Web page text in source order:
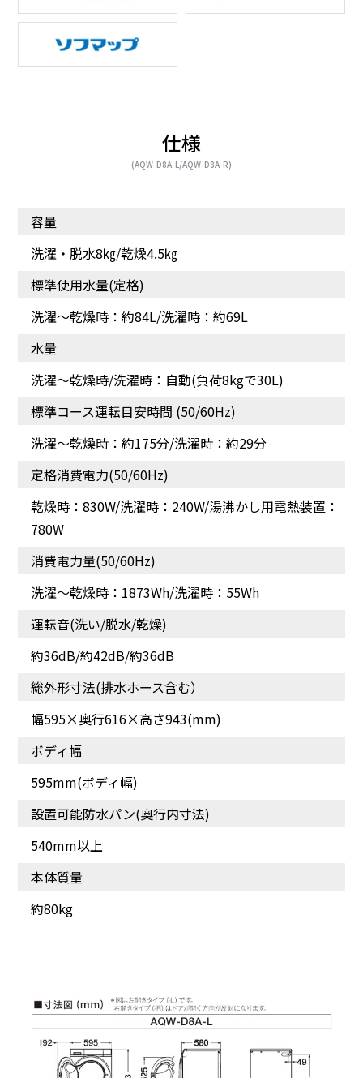
業務用の技術を家庭用洗
濯機に
オールラウンド浸透洗浄 オールラウンド浸透洗浄
お湯洗いモード お湯洗いモード
仕様
(AQW-D8A-L/AQW-D8A-R)
容量
洗濯・脱水8㎏/乾燥4.5㎏
標準使用水量(定格)
洗濯～乾燥時：約84L/洗濯時：約69L
水量
洗濯～乾燥時/洗濯時：自動(負荷8kgで30L)
標準コース運転目安時間 (50/60Hz)
洗濯～乾燥時：約175分/洗濯時：約29分
定格消費電力(50/60Hz)
乾燥時：830W/洗濯時：240W/湯沸かし用電熱装置：
780W
消費電力量(50/60Hz)
洗濯～乾燥時：1873Wh/洗濯時：55Wh
運転音(洗い/脱水/乾燥)
約36dB/約42dB/約36dB
総外形寸法(排水ホース含む）
幅595×奥行616×高さ943(mm)
ボディ幅
595mm(ボディ幅)
設置可能防水パン(奥行内寸法)
540mm以上
本体質量
約80kg